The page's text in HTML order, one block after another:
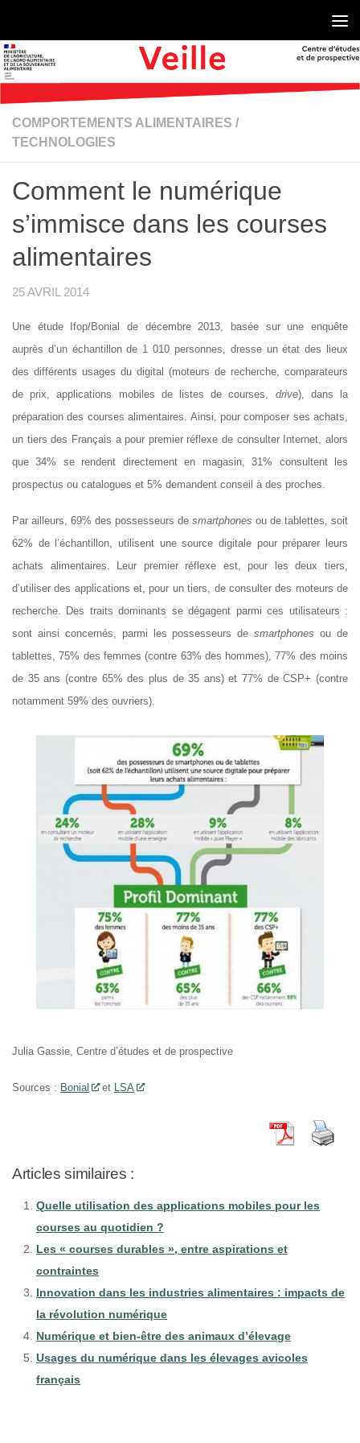
COMPORTEMENTS ALIMENTAIRES /
TECHNOLOGIES
Comment le numérique
s’immisce dans les courses
alimentaires
25 AVRIL 2014
Une étude Ifop/Bonial de décembre 2013, basée sur une enquête
auprès d’un échantillon de 1 010 personnes, dresse un état des lieux
des différents usages du digital (moteurs de recherche, comparateurs
de prix, applications mobiles de listes de courses, drive), dans la
préparation des courses alimentaires. Ainsi, pour composer ses achats,
un tiers des Français a pour premier réflexe de consulter Internet, alors
que 34% se rendent directement en magasin, 31% consultent les
prospectus ou catalogues et 5% demandent conseil à des proches.
Par ailleurs, 69% des possesseurs de smartphones ou de tablettes, soit
62% de l’échantillon, utilisent une source digitale pour préparer leurs
achats alimentaires. Leur premier réflexe est, pour les deux tiers,
d’utiliser des applications et, pour un tiers, de consulter des moteurs de
recherche. Des traits dominants se dégagent parmi ces utilisateurs :
sont ainsi concernés, parmi les possesseurs desmartphones ou de
tablettes, 75% des femmes (contre 63% des hommes), 77% des moins
de 35 ans (contre 65% des plus de 35 ans) et 77% de CSP+ (contre
notamment 59% des ouvriers).
Julia Gassie, Centre d’études et de prospective
Sources : Bonial et LSA
Articles similaires :
Quelle utilisation des applications mobiles pour les
courses au quotidien ?
Les « courses durables », entre aspirations et
contraintes
Innovation dans les industries alimentaires : impacts de
la révolution numérique
Numérique et bien-être des animaux d’élevage
Usages du numérique dans les élevages avicoles
français